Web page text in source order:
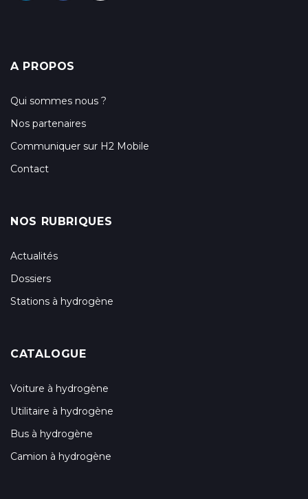
A PROPOS
Qui sommes nous ?
Nos partenaires
Communiquer sur H2 Mobile
Contact
NOS RUBRIQUES
Actualités
Dossiers
Stations à hydrogène
CATALOGUE
Voiture à hydrogène
Utilitaire à hydrogène
Bus à hydrogène
Camion à hydrogène